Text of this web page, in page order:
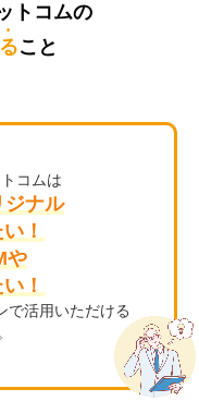
トコムの
こと
コムは
ジナル
！
や
！
で活用いただける